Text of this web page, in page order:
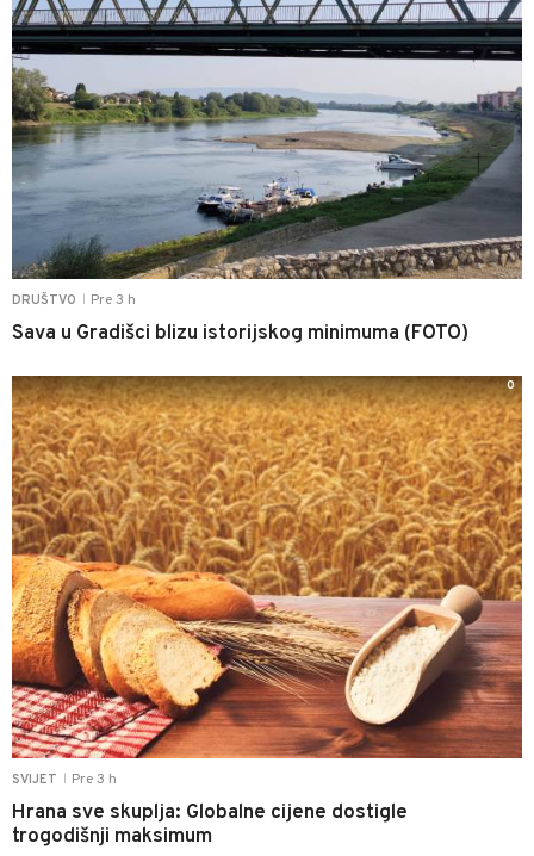
DRUŠTVO Pre 3 h
Sava u Gradišci blizu istorijskog minimuma (FOTO)
SVIJET Pre 3 h
Hrana sve skuplja: Globalne cijene dostigle
trogodišnji maksimum
0